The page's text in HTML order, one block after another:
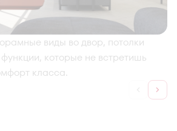
виды во двор, потолки
которые не встретишь
класса.